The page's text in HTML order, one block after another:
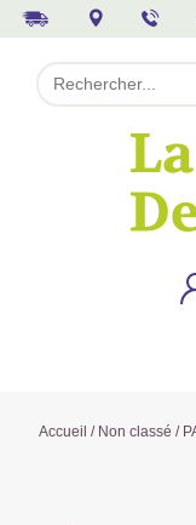
Accueil / Non classé /